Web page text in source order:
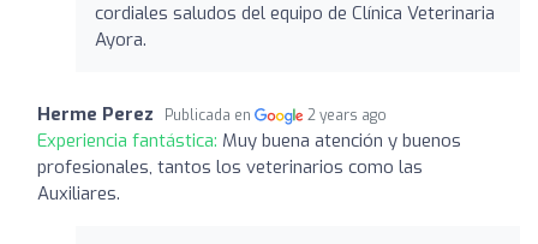
cordiales saludos del equipo de Clínica Veterinaria
Ayora.
Herme Perez Publicada en 2 years ago
Experiencia fantástica: Muy buena atención y buenos
profesionales, tantos los veterinarios como las
Auxiliares.